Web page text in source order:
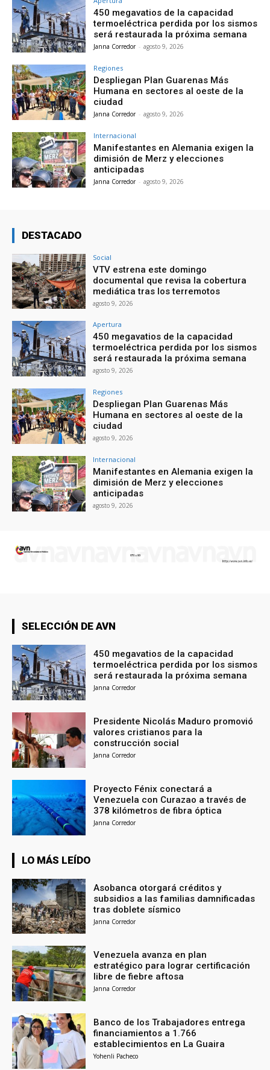
450 megavatios de la capacidad
termoeléctrica perdida por los sismos
será restaurada la próxima semana
Janna Corredor - agosto 9, 2026
Regiones
Despliegan Plan Guarenas Más
Humana en sectores al oeste de la
ciudad
Janna Corredor - agosto 9, 2026
Internacional
Manifestantes en Alemania exigen la
dimisión de Merz y elecciones
anticipadas
Janna Corredor - agosto 9, 2026
DESTACADO
Social
VTV estrena este domingo
documental que revisa la cobertura
mediática tras los terremotos
agosto 9, 2026
Apertura
450 megavatios de la capacidad
termoeléctrica perdida por los sismos
será restaurada la próxima semana
agosto 9, 2026
Regiones
Despliegan Plan Guarenas Más
Humana en sectores al oeste de la
ciudad
agosto 9, 2026
Internacional
Manifestantes en Alemania exigen la
dimisión de Merz y elecciones
anticipadas
agosto 9, 2026
SELECCIÓN DE AVN
450 megavatios de la capacidad
termoeléctrica perdida por los sismos
será restaurada la próxima semana
Janna Corredor
Presidente Nicolás Maduro promovió
valores cristianos para la
construcción social
Janna Corredor
Proyecto Fénix conectará a
Venezuela con Curazao a través de
378 kilómetros de fibra óptica
Janna Corredor
LO MÁS LEÍDO
Asobanca otorgará créditos y
subsidios a las familias damnificadas
tras doblete sísmico
Janna Corredor
Venezuela avanza en plan
estratégico para lograr certificación
libre de fiebre aftosa
Janna Corredor
Banco de los Trabajadores entrega
financiamientos a 1.766
establecimientos en La Guaira
Yohenli Pacheco